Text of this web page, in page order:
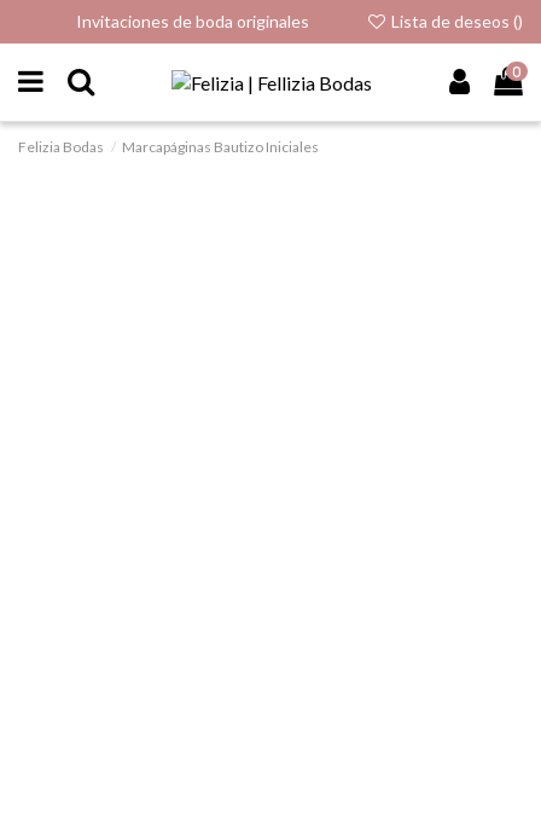
Invitaciones de boda originales Lista de deseos ()
0
Felizia Bodas Marcapáginas Bautizo Iniciales